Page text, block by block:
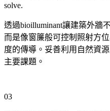
solve.
透過bioilluminant讓建築外牆
而是像窗簾般可控制照射方
度的傳導。妥善利用自然資
主要課題。
03